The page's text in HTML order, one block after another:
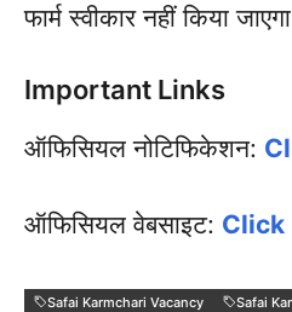
फार्म स्वीकार नहीं किया
Important Links
ऑफिसियल नोटिफिकेशन:
ऑफिसियल वेबसाइट: Click
Safai Karmchari Vacancy
Safai